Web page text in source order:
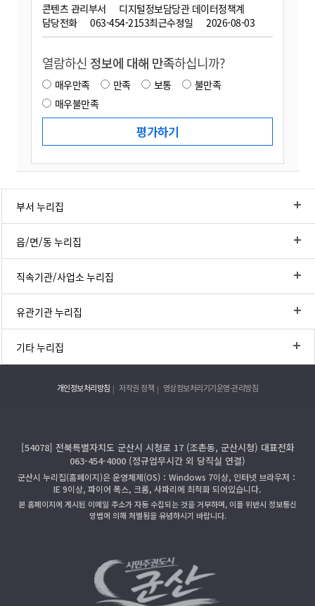
콘텐츠 관리부서
디지털정보담당관 데이터정책계
담당전화
063-454-2153최근수정일 2026-08-03
열람하신 정보에 대해 만족하십니까?
매우만족 만족 보통
불만족
매우불만족
부서 누리집
읍/면/동 누리집
직속기관/사업소 누리집
유관기관 누리집
기타 누리집
개인정보처리방침 저작권 정책 영상정보처리기기운영·관리방침
[54078] 전북특별자치도 군산시 시청로 17 (조촌동, 군산시청) 대표전화
063-454-4000 (정규업무시간 외 당직실 연결)
군산시 누리집(홈페이지)은 운영체제(OS)：Windows 7이상, 인터넷 브라우저：
IE 9이상, 파이어 폭스, 크롬, 사파리에 최적화 되어있습니다.
본 홈페이지에 게시된 이메일 주소가 자동 수집되는 것을 거부하며, 이를 위반시 정보통신
망법에 의해 처벌됨을 유념하시기 바랍니다.